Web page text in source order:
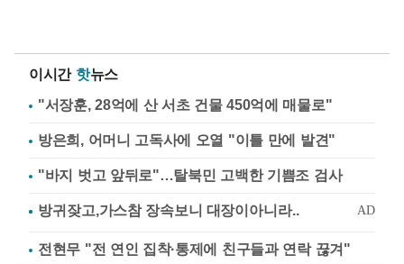
이시간 핫뉴스
"서장훈, 28억에 산 서초 건물 450억에 매물로"
방은희, 어머니 고독사에 오열 "이틀 만에 발견"
"바지 벗고 앞뒤로"…탈북민 고백한 기쁨조 검사
전현무 "전 연인 집착·통제에 친구들과 연락 끊겨"